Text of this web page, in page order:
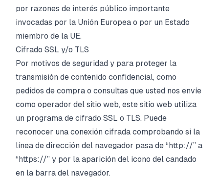
por razones de interés público importante
invocadas por la Unión Europea o por un Estado
miembro de la UE.
Cifrado SSL y/o TLS
Por motivos de seguridad y para proteger la
transmisión de contenido confidencial, como
pedidos de compra o consultas que usted nos envíe
como operador del sitio web, este sitio web utiliza
un programa de cifrado SSL o TLS. Puede
reconocer una conexión cifrada comprobando si la
línea de dirección del navegador pasa de “http://” a
“https://” y por la aparición del icono del candado
en la barra del navegador.